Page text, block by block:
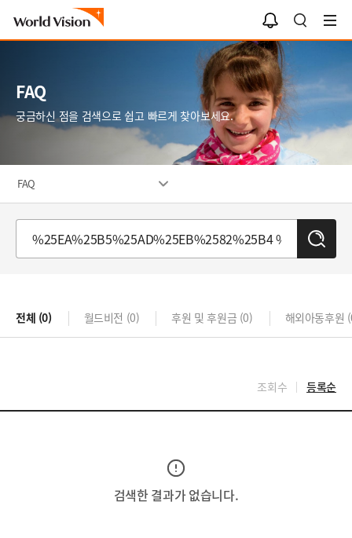
검
색
알
림
함
FAQ
궁금하신 점을 검색으로 쉽고 빠르게 찾아보세요.
FAQ
전체 (0) 월드비전 (0) 후원 및 후원금 (0) 해외아동후원
조회수 등록순
검색한 결과가 없습니다.